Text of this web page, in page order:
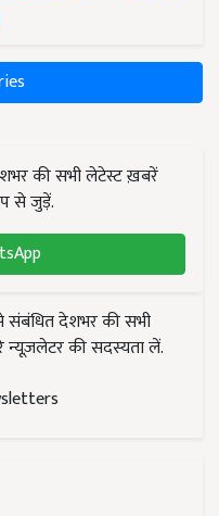
की सभी लेटेस्ट ख़बरें
से जुड़ें.
संबंधित देशभर की सभी
की सदस्यता लें.